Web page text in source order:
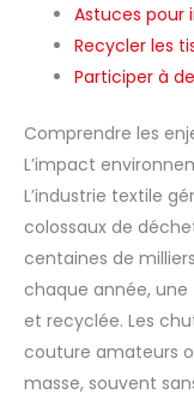
Astuces pour
Recycler les
Participer à
Comprendre les
L’impact
L’industrie textile
colossaux de
centaines de
chaque année,
et recyclée. Les
couture amateurs
masse, souvent